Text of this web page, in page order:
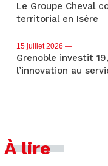
Le Groupe Cheval
territorial en Isère
15 juillet 2026 —
Grenoble investit
l’innovation au
À lire